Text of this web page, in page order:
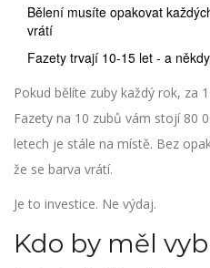
Bělení musíte opakovat
vrátí
Fazety trvají 10-15 let - a
Pokud bělíte zuby každý rok, za
Fazety na 10 zubů vám stojí 80
letech je stále na místě. Bez
že se barva vrátí.
Je to investice. Ne výdaj.
Kdo by měl